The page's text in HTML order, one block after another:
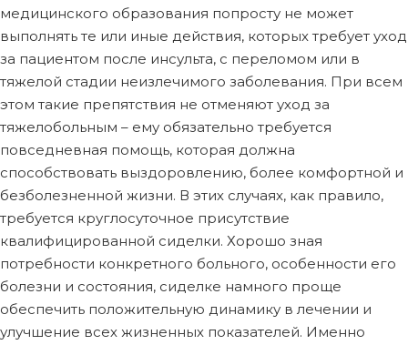
медицинского образования попросту не может
выполнять те или иные действия, которых требует уход
за пациентом после инсульта, с переломом или в
тяжелой стадии неизлечимого заболевания. При всем
этом такие препятствия не отменяют уход за
тяжелобольным – ему обязательно требуется
повседневная помощь, которая должна
способствовать выздоровлению, более комфортной и
безболезненной жизни. В этих случаях, как правило,
требуется круглосуточное присутствие
квалифицированной сиделки. Хорошо зная
потребности конкретного больного, особенности его
болезни и состояния, сиделке намного проще
обеспечить положительную динамику в лечении и
улучшение всех жизненных показателей. Именно